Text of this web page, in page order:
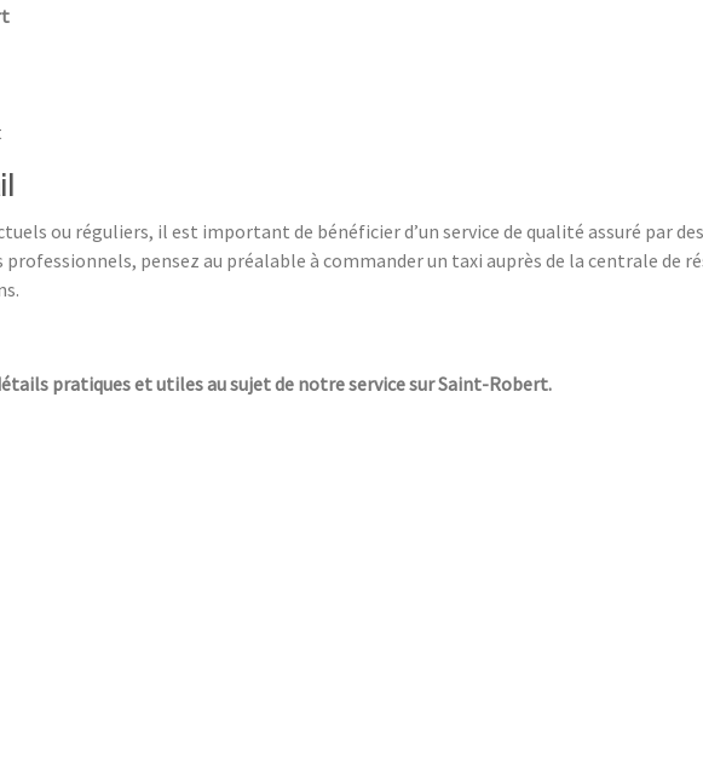
ou réguliers, il est important de bénéficier d’un service de qualité assuré par
pensez au préalable à commander un taxi auprès de la centrale de
pratiques et utiles au sujet de notre service sur Saint-Robert.